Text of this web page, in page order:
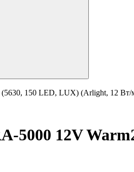
150 LED, LUX) (Arlight, 12 Вт/
5000 12V